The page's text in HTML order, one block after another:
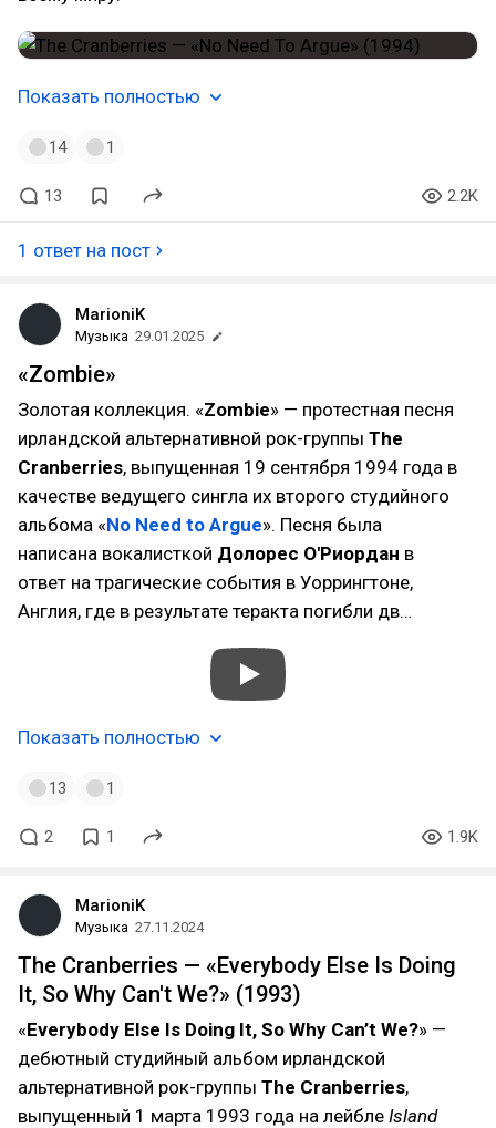
Показать полностью
14 1
13 2.2K
1 ответ на пост
MarioniK
Музыка 29.01.2025
«Zombie»
Золотая коллекция. «Zombie» — протестная песня
ирландской альтернативной рок-группы The
Cranberries, выпущенная 19 сентября 1994 года в
качестве ведущего сингла их второго студийного
альбома «No Need to Argue». Песня была
написана вокалисткой Долорес О'Риордан в
ответ на трагические события в Уоррингтоне,
Англия, где в результате теракта погибли дв…
Показать полностью
13 1
2 1 1.9K
MarioniK
Музыка 27.11.2024
The Cranberries — «Everybody Else Is Doing
It, So Why Can't We?» (1993)
«Everybody Else Is Doing It, So Why Can’t We?» —
дебютный студийный альбом ирландской
альтернативной рок-группы The Cranberries,
выпущенный 1 марта 1993 года на лейбле Island